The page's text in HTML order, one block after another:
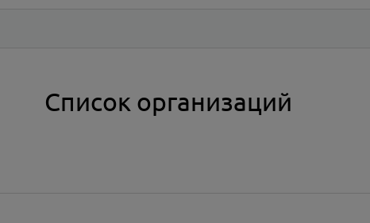
Список организаций